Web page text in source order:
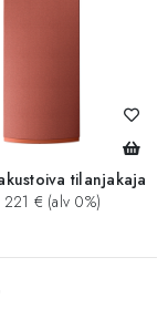
tilanjakaja
221 € (alv 0%)